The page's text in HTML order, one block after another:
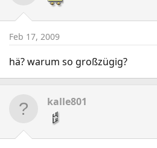
Feb 17, 2009
hä? warum so großzügig?
kalle801